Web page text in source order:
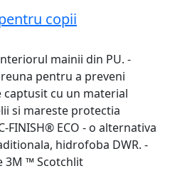
copii
mainii din PU. -
pentru a preveni
cu un material
si mareste protectia
ECO - o alternativa
hidrofoba DWR. -
3M ™ Scotchlit